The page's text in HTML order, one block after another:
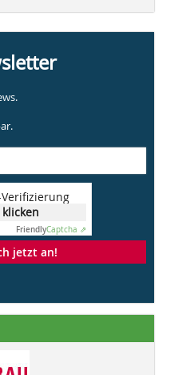
FriendlyCaptcha ⇗
jetzt an!